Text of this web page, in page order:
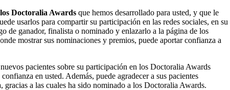
Doctoralia Awards que hemos desarrollado para usted, y que le
usarlos para compartir su participación en las redes sociales, en su
de ganador, finalista o nominado y enlazarlo a la página de los
mostrar sus nominaciones y premios, puede aportar confianza a
pacientes sobre su participación en los Doctoralia Awards
en usted. Además, puede agradecer a sus pacientes
gracias a las cuales ha sido nominado a los Doctoralia Awards.